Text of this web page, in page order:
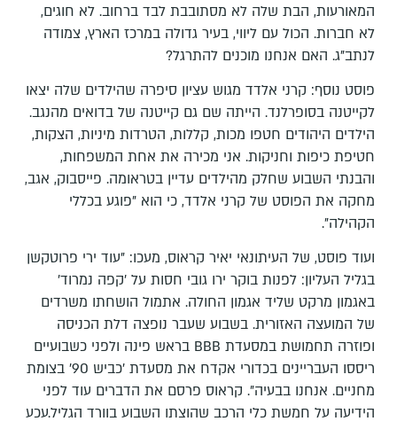
המאורעות, הבת שלה לא מסתובבת לבד ברחוב. לא חוגים,
לא חברות. הכול עם ליווי, בעיר גדולה במרכז הארץ, צמודה
לנתב"ג. האם אנחנו מוכנים להתרגל?
פוסט נוסף: קרני אלדד מגוש עציון סיפרה שהילדים שלה יצאו
לקייטנה בסופרלנד. הייתה שם גם קייטנה של בדואים מהנגב.
הילדים היהודים חטפו מכות, קללות, הטרדות מיניות, הצקות,
חטיפת כיפות וחניקות. אני מכירה את אחת המשפחות,
והבנתי השבוע שחלק מהילדים עדיין בטראומה. פייסבוק, אגב,
מחקה את הפוסט של קרני אלדד, כי הוא "פוגע בכללי
הקהילה".
ועוד פוסט, של העיתונאי יאיר קראוס, מעכו: "עוד ירי פרוטקשן
בגליל העליון: לפנות בוקר ירו גובי חסות על 'קפה נמרוד'
באגמון מרקט שליד אגמון החולה. אתמול הושחתו משרדים
של המועצה האזורית. בשבוע שעבר נופצה דלת הכניסה
ופוזרה תחמושת במסעדת BBB בראש פינה ולפני כשבועיים
ריססו העבריינים בכדורי אקדח את מסעדת 'כביש 90' בצומת
מחניים. אנחנו בבעיה". קראוס פרסם את הדברים עוד לפני
הידיעה על חמשת כלי הרכב שהוצתו השבוע בוורד הגליל.עכע